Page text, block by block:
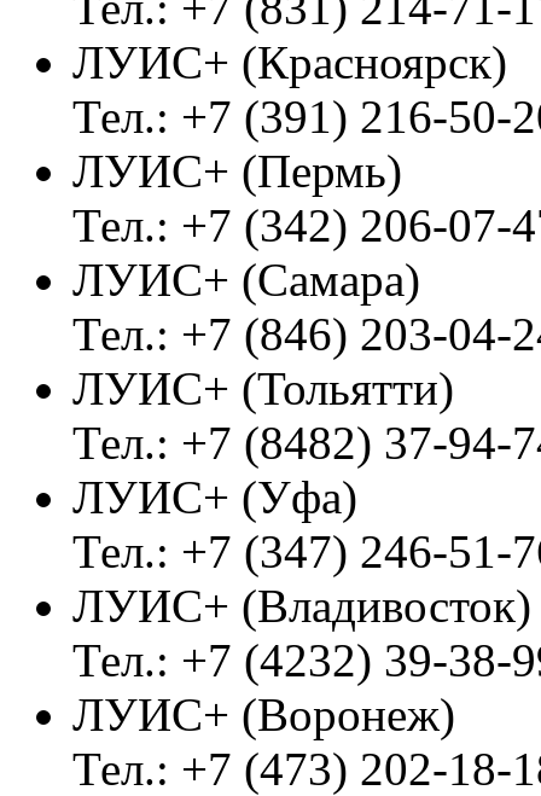
ЛУИС+ (Красноярск)
Тел.: +7 (391) 216-50-
ЛУИС+ (Пермь)
Тел.: +7 (342) 206-07-
ЛУИС+ (Самара)
Тел.: +7 (846) 203-04-
ЛУИС+ (Тольятти)
Тел.: +7 (8482) 37-94-
ЛУИС+ (Уфа)
Тел.: +7 (347) 246-51-
ЛУИС+
Тел.: +7 (4232) 39-38-
ЛУИС+ (Воронеж)
Тел.: +7 (473) 202-18-